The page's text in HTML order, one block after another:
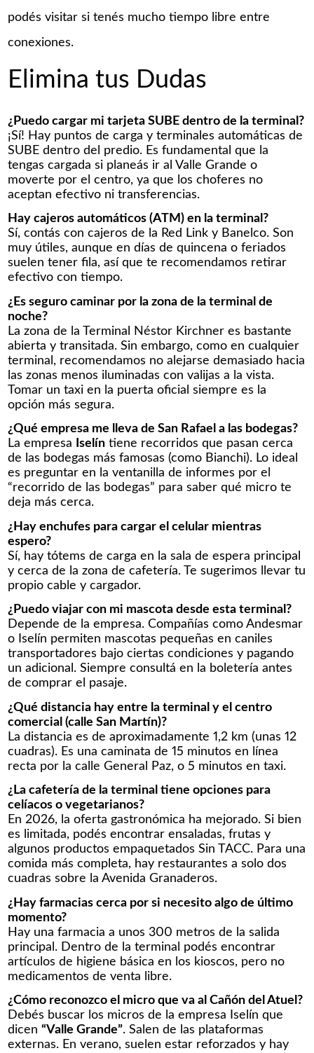
podés visitar si tenés mucho tiempo libre entre
conexiones.
Elimina tus Dudas
¿Puedo cargar mi tarjeta SUBE dentro de la terminal?
¡Sí! Hay puntos de carga y terminales automáticas de
SUBE dentro del predio. Es fundamental que la
tengas cargada si planeás ir al Valle Grande o
moverte por el centro, ya que los choferes no
aceptan efectivo ni transferencias.
Hay cajeros automáticos (ATM) en la terminal?
Sí, contás con cajeros de la Red Link y Banelco. Son
muy útiles, aunque en días de quincena o feriados
suelen tener fila, así que te recomendamos retirar
efectivo con tiempo.
¿Es seguro caminar por la zona de la terminal de
noche?
La zona de la Terminal Néstor Kirchner es bastante
abierta y transitada. Sin embargo, como en cualquier
terminal, recomendamos no alejarse demasiado hacia
las zonas menos iluminadas con valijas a la vista.
Tomar un taxi en la puerta oficial siempre es la
opción más segura.
¿Qué empresa me lleva de San Rafael a las bodegas?
La empresa
Iselín tiene recorridos que pasan cerca
de las bodegas más famosas (como Bianchi). Lo ideal
es preguntar en la ventanilla de informes por el
“recorrido de las bodegas” para saber qué micro te
deja más cerca.
¿Hay enchufes para cargar el celular mientras
espero?
Sí, hay tótems de carga en la sala de espera principal
y cerca de la zona de cafetería. Te sugerimos llevar tu
propio cable y cargador.
¿Puedo viajar con mi mascota desde esta terminal?
Depende de la empresa. Compañías como Andesmar
o Iselín permiten mascotas pequeñas en caniles
transportadores bajo ciertas condiciones y pagando
un adicional. Siempre consultá en la boletería antes
de comprar el pasaje.
¿Qué distancia hay entre la terminal y el centro
comercial (calle San Martín)?
La distancia es de aproximadamente 1,2 km (unas 12
cuadras). Es una caminata de 15 minutos en línea
recta por la calle General Paz, o 5 minutos en taxi.
¿La cafetería de la terminal tiene opciones para
celíacos o vegetarianos?
En 2026, la oferta gastronómica ha mejorado. Si bien
es limitada, podés encontrar ensaladas, frutas y
algunos productos empaquetados Sin TACC. Para una
comida más completa, hay restaurantes a solo dos
cuadras sobre la Avenida Granaderos.
¿Hay farmacias cerca por si necesito algo de último
momento?
Hay una farmacia a unos 300 metros de la salida
principal. Dentro de la terminal podés encontrar
artículos de higiene básica en los kioscos, pero no
medicamentos de venta libre.
¿Cómo reconozco el micro que va al Cañón del Atuel?
Debés buscar los micros de la empresa Iselín que
dicen“Valle Grande”. Salen de las plataformas
externas. En verano, suelen estar reforzados y hay